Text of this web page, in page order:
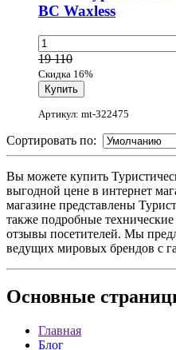
BC Waxless
19 110
Скидка 16%
Артикул: mt-322475
Сортировать по:
Вы можете купить
выгодной цене в интернет
магазине представлены
также подробные
отзывы посетителей. Мы
ведущих мировых брендов с
Основные
Главная
Блог